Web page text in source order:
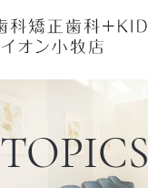
TOPICS